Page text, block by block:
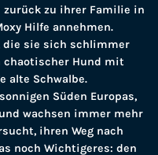
zurück zu ihrer Familie in
Hilfe annehmen.
die sie sich schlimmer
chaotischer Hund mit
alte Schwalbe.
Süden Europas,
wachsen immer mehr
ihren Weg nach
noch Wichtigeres: den